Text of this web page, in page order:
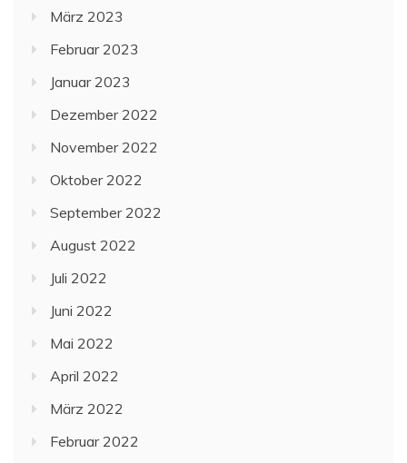
März 2023
Februar 2023
Januar 2023
Dezember 2022
November 2022
Oktober 2022
September 2022
August 2022
Juli 2022
Juni 2022
Mai 2022
April 2022
März 2022
Februar 2022